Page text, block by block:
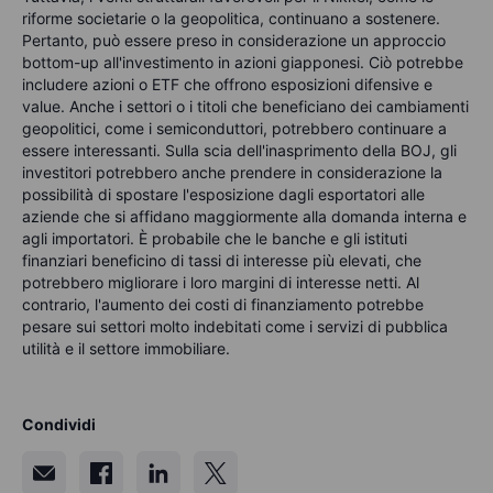
riforme societarie o la geopolitica, continuano a sostenere.
Pertanto, può essere preso in considerazione un approccio
bottom-up all'investimento in azioni giapponesi. Ciò potrebbe
includere azioni o ETF che offrono esposizioni difensive e
value. Anche i settori o i titoli che beneficiano dei cambiamenti
geopolitici, come i semiconduttori, potrebbero continuare a
essere interessanti. Sulla scia dell'inasprimento della BOJ, gli
investitori potrebbero anche prendere in considerazione la
possibilità di spostare l'esposizione dagli esportatori alle
aziende che si affidano maggiormente alla domanda interna e
agli importatori. È probabile che le banche e gli istituti
finanziari beneficino di tassi di interesse più elevati, che
potrebbero migliorare i loro margini di interesse netti. Al
contrario, l'aumento dei costi di finanziamento potrebbe
pesare sui settori molto indebitati come i servizi di pubblica
utilità e il settore immobiliare.
Condividi